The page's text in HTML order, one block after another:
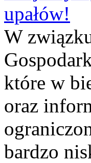
upałów!
W
które w
oraz
bardzo